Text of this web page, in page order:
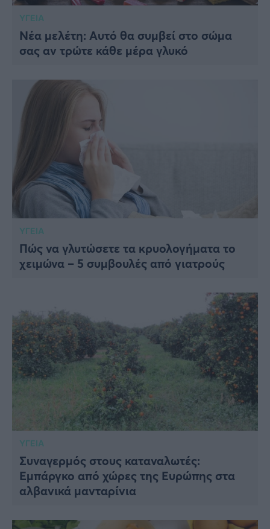
ΥΓΕΙΑ
Νέα μελέτη: Αυτό θα συμβεί στο σώμα
σας αν τρώτε κάθε μέρα γλυκό
ΥΓΕΙΑ
Πώς να γλυτώσετε τα κρυολογήματα το
χειμώνα – 5 συμβουλές από γιατρούς
ΥΓΕΙΑ
Συναγερμός στους καταναλωτές:
Εμπάργκο από χώρες της Ευρώπης στα
αλβανικά μανταρίνια